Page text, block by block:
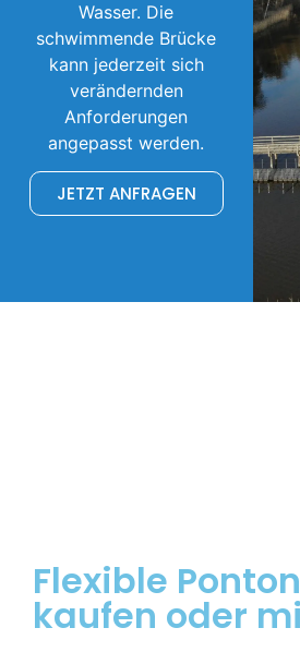
Wasser. Die
schwimmende Brücke
kann jederzeit sich
verändernden
Anforderungen
angepasst werden.
JETZT ANFRAGEN
Flexible
kaufen oder